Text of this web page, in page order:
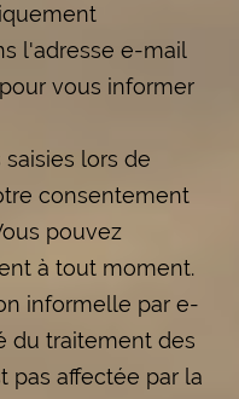
l'adresse e-mail
vous informer
lors de
consentement
pouvez
à tout moment.
informelle par e-
du traitement des
pas affectée par la